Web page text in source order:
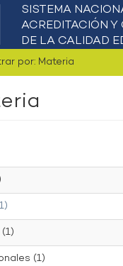
por: Materia
(1)